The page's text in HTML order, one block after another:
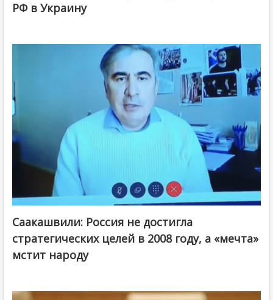
РФ в Украину
Саакашвили: Россия не достигла
стратегических целей в 2008 году, а «мечта»
мстит народу